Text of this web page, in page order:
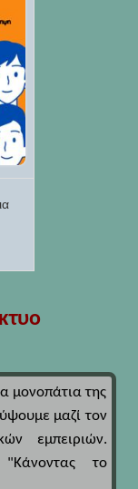
μονοπάτια της
μαζί τον
εμπειριών.
το